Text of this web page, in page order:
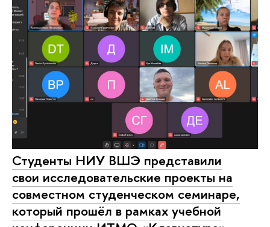
Студенты НИУ ВШЭ представили
свои исследовательские проекты на
совместном студенческом семинаре,
который прошёл в рамках учебной